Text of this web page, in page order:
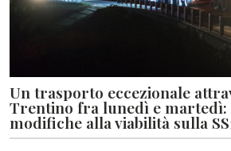
Un trasporto eccezionale
Trentino fra lunedì e martedì:
modifiche alla viabilità sulla